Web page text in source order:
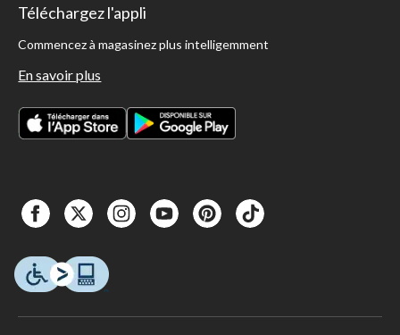
Téléchargez l'appli
Commencez à magasinez plus intelligemment
En savoir plus